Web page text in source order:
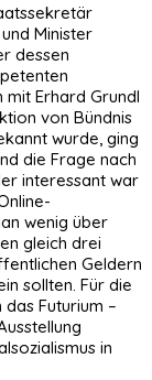
Minister
dessen
Erhard Grundl
von Bündnis
wurde, ging
die Frage nach
interessant war
wenig über
gleich drei
Geldern
sollten. Für die
Futurium –
in